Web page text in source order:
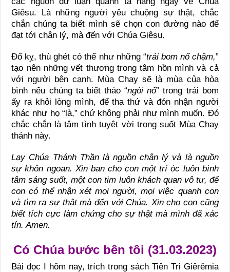
Giêsu. Là những người yêu chuộng sự thật, chắc
chắn chúng ta biết mình sẽ chọn con đường nào để
đạt tới chân lý, mà đến với Chúa Giêsu.
Đố kỵ, thù ghét có thể như những “trái bom nổ chậm,”
tạo nên những vết thương trong tâm hồn mình và cả
với người bên cạnh. Mùa Chay sẽ là mùa của hòa
bình nếu chúng ta biết tháo “ngòi nổ” trong trái bom
ấy ra khỏi lòng mình, để tha thứ và đón nhận người
khác như họ “là,” chứ không phải như mình muốn. Đó
chắc chắn là tâm tình tuyệt vời trong suốt Mùa Chay
thánh này.
Lạy Chúa Thánh Thần là nguồn chân lý và là nguồn
sự khôn ngoan. Xin ban cho con một trí óc luôn bình
tâm sáng suốt, một con tim luôn khách quan vô tư, để
con có thể nhận xét mọi người, mọi việc quanh con
và tìm ra sự thật mà đến với Chúa. Xin cho con cũng
biết tích cực làm chứng cho sự thật mà mình đã xác
tín. Amen.
Có Chúa bước bên tôi (31.03.2023)
Bài đọc I hôm nay, trích trong sách Tiên Tri Giêrêmia